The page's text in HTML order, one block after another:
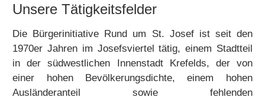
Unsere Tätigkeitsfelder
Die Bürgerinitiative Rund um St. Josef ist seit den
1970er Jahren im Josefsviertel tätig, einem Stadtteil
in der südwestlichen Innenstadt Krefelds, der von
einer hohen Bevölkerungsdichte, einem hohen
Ausländeranteil sowie fehlenden